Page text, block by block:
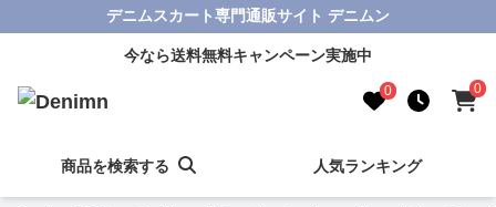
デニムスカート専門通販サイト デニムン
今なら送料無料キャンペーン実施中
0 0
商品を検索する 人気ランキング